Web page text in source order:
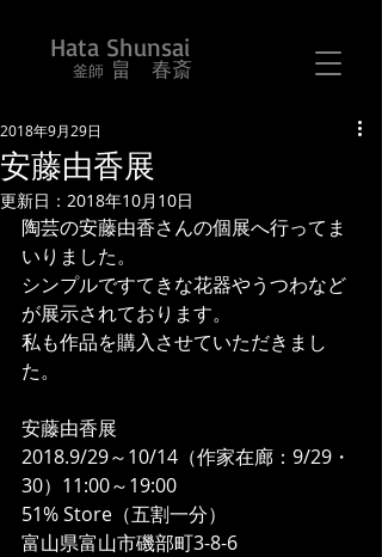
Hata Shunsai
​ 釜師 畠 春斎
安藤由香展
2018年9月29日
更新日： 2018年10月10日
陶芸の安藤由香さんの個展へ行ってま
いりました。
シンプルですてきな花器やうつわなど
が展示されております。
私も作品を購入させていただきまし
た。
安藤由香展
2018.9/29～10/14（作家在廊：9/29・
30）11:00～19:00
51% Store（五割一分）
富山県富山市磯部町3-8-6